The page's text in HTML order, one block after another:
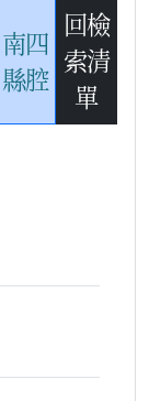
南四
縣腔
回檢
索清
單